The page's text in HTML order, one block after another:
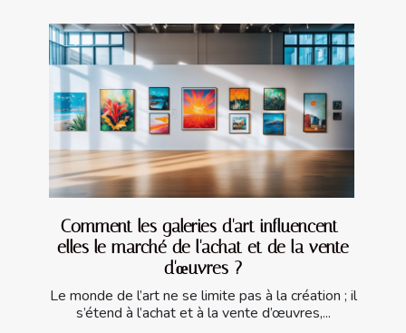
Comment les galeries d'art influencent-
elles le marché de l'achat et de la vente
d'œuvres ?
Le monde de l’art ne se limite pas à la création ; il
s’étend à l’achat et à la vente d’œuvres,...